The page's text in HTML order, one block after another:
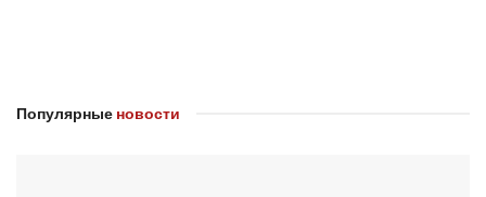
Популярные новости